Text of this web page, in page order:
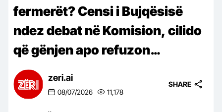
fermerët? Censi i Bujqësisë
ndez debat në Komision, cilido
që gënjen apo refuzon…
zeri.ai
08/07/2026 11,178
SHARE